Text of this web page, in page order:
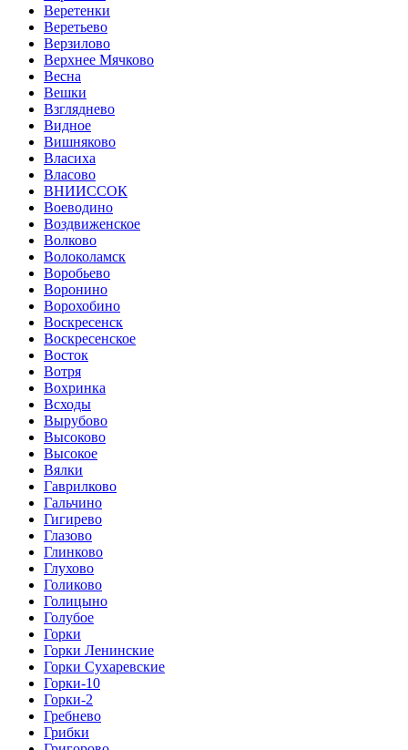
Веретенки
Веретьево
Верзилово
Верхнее Мячково
Весна
Вешки
Взгляднево
Видное
Вишняково
Власиха
Власово
ВНИИССОК
Воеводино
Воздвиженское
Волково
Волоколамск
Воробьево
Воронино
Ворохобино
Воскресенск
Воскресенское
Восток
Вотря
Вохринка
Всходы
Вырубово
Высоково
Высокое
Вялки
Гаврилково
Гальчино
Гигирево
Глазово
Глинково
Глухово
Голиково
Голицыно
Голубое
Горки
Горки Ленинские
Горки Сухаревские
Горки-10
Горки-2
Гребнево
Грибки